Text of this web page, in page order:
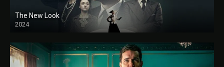
The New Look
2024